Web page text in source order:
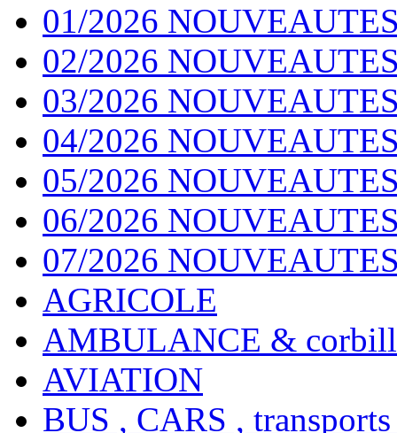
01/2026
02/2026
03/2026
04/2026
05/2026
06/2026
07/2026
AGRICOLE
AMBULANCE &
AVIATION
BUS , CARS ,